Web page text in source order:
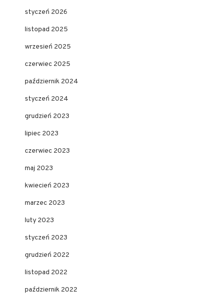
styczeń 2026
listopad 2025
wrzesień 2025
czerwiec 2025
październik 2024
styczeń 2024
grudzień 2023
lipiec 2023
czerwiec 2023
maj 2023
kwiecień 2023
marzec 2023
luty 2023
styczeń 2023
grudzień 2022
listopad 2022
październik 2022